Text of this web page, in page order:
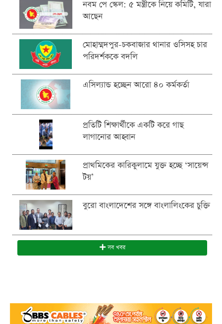
নবম পে স্কেল: ৫ মন্ত্রীকে নিয়ে কমিটি, যারা
আছেন
মোহাম্মদপুর-চকবাজার থানার ওসিসহ চার
পরিদর্শককে বদলি
এসিল্যান্ড হচ্ছেন আরো ৪০ কর্মকর্তা
প্রতিটি শিক্ষার্থীকে একটি করে গাছ
লাগানোর আহ্বান
প্রাথমিকের কারিকুলামে যুক্ত হচ্ছে ‘সায়েন্স
টয়’
বুরো বাংলাদেশের সঙ্গে বাংলালিংকের চুক্তি
সব খবর